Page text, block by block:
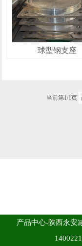
产品中心-陕西永
球型钢支座
当前第1/1页